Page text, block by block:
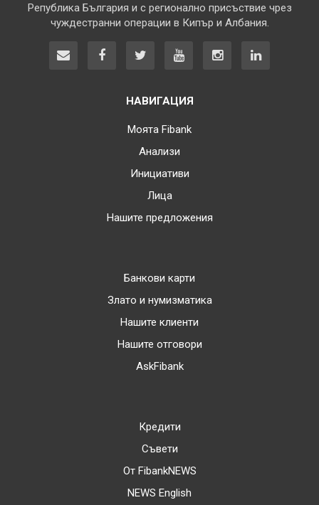
Република България и с регионално присъствие чрез
чуждестранни операции в Кипър и Албания.
НАВИГАЦИЯ
Моята Fibank
Анализи
Инициативи
Лица
Нашите предложения
Банкови карти
Злато и нумизматика
Нашите клиенти
Нашите отговори
AskFibank
Кредити
Съвети
От FibankNEWS
NEWS English